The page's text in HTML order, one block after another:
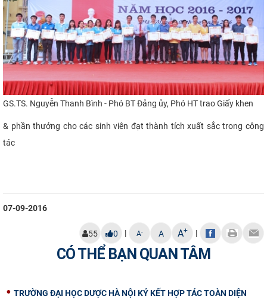
GS.TS. Nguyễn Thanh Bình - Phó BT Đảng ủy, Phó HT traoGiấy khen
& phần thưởng cho các sinh viên đạt thành tích xuất sắc trong công
tác
07-09-2016
55 0 | A- A A+ |
CÓ THỂ BẠN QUAN TÂM
TRƯỜNG ĐẠI HỌC DƯỢC HÀ NỘI KÝ KẾT HỢP TÁC TOÀN DIỆN